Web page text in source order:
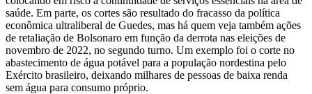
saúde. Em parte, os cortes são resultado do fracasso da política
econômica ultraliberal de Guedes, mas há quem veja também ações
de retaliação de Bolsonaro em função da derrota nas eleições de
novembro de 2022, no segundo turno. Um exemplo foi o corte no
abastecimento de água potável para a população nordestina pelo
Exército brasileiro, deixando milhares de pessoas de baixa renda
sem água para consumo próprio.